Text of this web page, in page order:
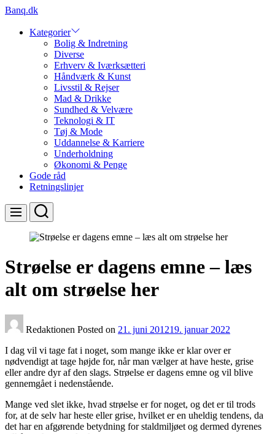
Skip
content
Banq.dk
Kategorier
Bolig & Indretning
Diverse
Erhverv & Iværksætteri
Håndværk & Kunst
Livsstil & Rejser
Mad & Drikke
Sundhed & Velvære
Teknologi & IT
Tøj & Mode
Uddannelse & Karriere
Underholdning
Økonomi & Penge
Gode råd
Retningslinjer
Menu Search
Strøelse er dagens emne – læs
alt om strøelse her
Redaktionen Posted on 21. juni 201219. januar 2022
I dag vil vi tage fat i noget, som mange ikke er klar over er
nødvendigt at tage højde for, når man vælger at have heste, grise
eller andre dyr af den slags. Strøelse er dagens emne og vil blive
gennemgået i nedenstående.
Mange ved slet ikke, hvad strøelse er for noget, og det er til trods
for, at de selv har heste eller grise, hvilket er en uheldig tendens, da
det har en afgørende betydning for staldmiljøet og dermed dyrenes